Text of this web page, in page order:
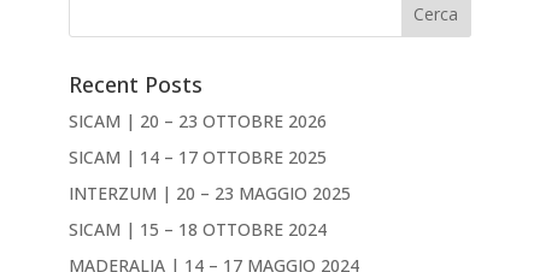
Cerca
Recent Posts
SICAM | 20 – 23 OTTOBRE 2026
SICAM | 14 – 17 OTTOBRE 2025
INTERZUM | 20 – 23 MAGGIO 2025
SICAM | 15 – 18 OTTOBRE 2024
MADERALIA | 14 – 17 MAGGIO 2024